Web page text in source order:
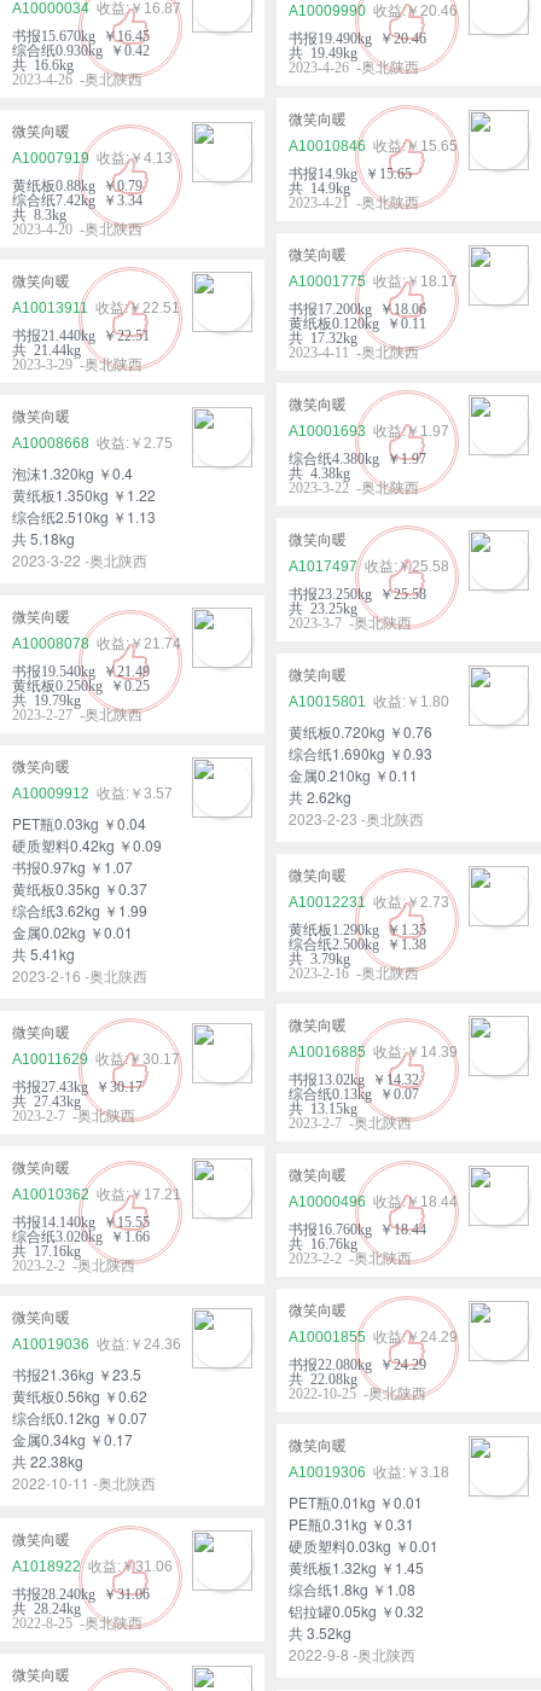
A10000034 ￥16.87
书报15.670kg ￥16.45
综合纸0.930kg ￥0.42
共 16.6kg
2023-4-26 -奥北陕西
A10009990 ￥20.46
书报19.490kg ￥20.46
共 19.49kg
2023-4-26 -奥北陕西
微笑向暖
A10010846
￥15.65
书报14.9kg ￥15.65
共 14.9kg
2023-4-21 -奥北陕西
微笑向暖
A10007919
￥4.13
黄纸板0.88kg ￥0.79
综合纸7.42kg ￥3.34
共 8.3kg
2023-4-20 -奥北陕西
微笑向暖
A10001775
￥18.17
书报17.200kg ￥18.06
黄纸板0.120kg ￥0.11
共 17.32kg
2023-4-11 -奥北陕西
微笑向暖
A10013911
￥22.51
书报21.440kg ￥22.51
共 21.44kg
2023-3-29 -奥北陕西
微笑向暖
A10001693
￥1.97
综合纸4.380kg ￥1.97
共 4.38kg
2023-3-22 -奥北陕西
微笑向暖
A10008668
￥2.75
泡沫1.320kg ￥0.4
黄纸板1.350kg ￥1.22
综合纸2.510kg ￥1.13
共 5.18kg
2023-3-22 -奥北陕西
微笑向暖
A1017497
￥25.58
书报23.250kg ￥25.58
共 23.25kg
2023-3-7 -奥北陕西
微笑向暖
A10008078
￥21.74
书报19.540kg ￥21.49
黄纸板0.250kg ￥0.25
共 19.79kg
2023-2-27 -奥北陕西
微笑向暖
A10015801
￥1.80
黄纸板0.720kg ￥0.76
综合纸1.690kg ￥0.93
金属0.210kg ￥0.11
共 2.62kg
2023-2-23 -奥北陕西
微笑向暖
A10009912
￥3.57
PET瓶0.03kg ￥0.04
硬质塑料0.42kg ￥0.09
书报0.97kg ￥1.07
黄纸板0.35kg ￥0.37
综合纸3.62kg ￥1.99
金属0.02kg ￥0.01
共 5.41kg
2023-2-16 -奥北陕西
微笑向暖
A10012231
￥2.73
黄纸板1.290kg ￥1.35
综合纸2.500kg ￥1.38
共 3.79kg
2023-2-16 -奥北陕西
微笑向暖
A10016885
￥14.39
书报13.02kg ￥14.32
综合纸0.13kg ￥0.07
共 13.15kg
2023-2-7 -奥北陕西
微笑向暖
A10011629
￥30.17
书报27.43kg ￥30.17
共 27.43kg
2023-2-7 -奥北陕西
微笑向暖
A10010362
￥17.21
书报14.140kg ￥15.55
综合纸3.020kg ￥1.66
共 17.16kg
2023-2-2 -奥北陕西
微笑向暖
A10000496
￥18.44
书报16.760kg ￥18.44
共 16.76kg
2023-2-2 -奥北陕西
微笑向暖
A10001855
￥24.29
书报22.080kg ￥24.29
共 22.08kg
2022-10-25 -奥北陕西
微笑向暖
A10019036
￥24.36
书报21.36kg ￥23.5
黄纸板0.56kg ￥0.62
综合纸0.12kg ￥0.07
金属0.34kg ￥0.17
共 22.38kg
2022-10-11 -奥北陕西
微笑向暖
A10019306
￥3.18
PET瓶0.01kg ￥0.01
PE瓶0.31kg ￥0.31
硬质塑料0.03kg ￥0.01
黄纸板1.32kg ￥1.45
综合纸1.8kg ￥1.08
铝拉罐0.05kg ￥0.32
共 3.52kg
2022-9-8 -奥北陕西
微笑向暖
A1018922
￥31.06
书报28.240kg ￥31.06
共 28.24kg
2022-8-25 -奥北陕西
微笑向暖